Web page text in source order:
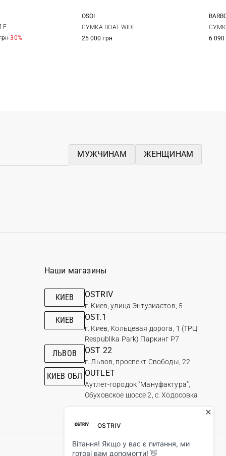
One Size
F
-30%
One Size
OSOI
СУМКА BOAT WIDE
25 000 грн
6 090
МУЖЧИНАМ ЖЕНЩИНАМ
Наши магазины
КИЕВ OSTRIV
г. Киев, улица Энтузиастов, 5
КИЕВ OST.1
г. Киев, Кольцевая дорога, 1 (ТРЦ
Respublika Park) Паркинг Р7
ЛЬВОВ OST 22
г. Львов, проспект Свободы, 22
КИЕВ ОБЛ OUTLET
Аутлет-городок "Мануфактура",
Обуховское шоссе 2, с. Ходосовка